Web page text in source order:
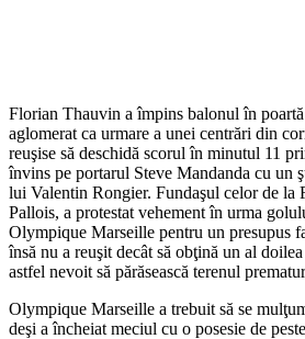
Florian Thauvin a împins balonul în
aglomerat ca urmare a unei centrări din
reuşise să deschidă scorul în minutul 11
învins pe portarul Steve Mandanda cu un
lui Valentin Rongier. Fundaşul celor de la
Pallois, a protestat vehement în urma
Olympique Marseille pentru un presupus
însă nu a reuşit decât să obţină un al
astfel nevoit să părăsească terenul
Olympique Marseille a trebuit să se
deşi a încheiat meciul cu o posesie de